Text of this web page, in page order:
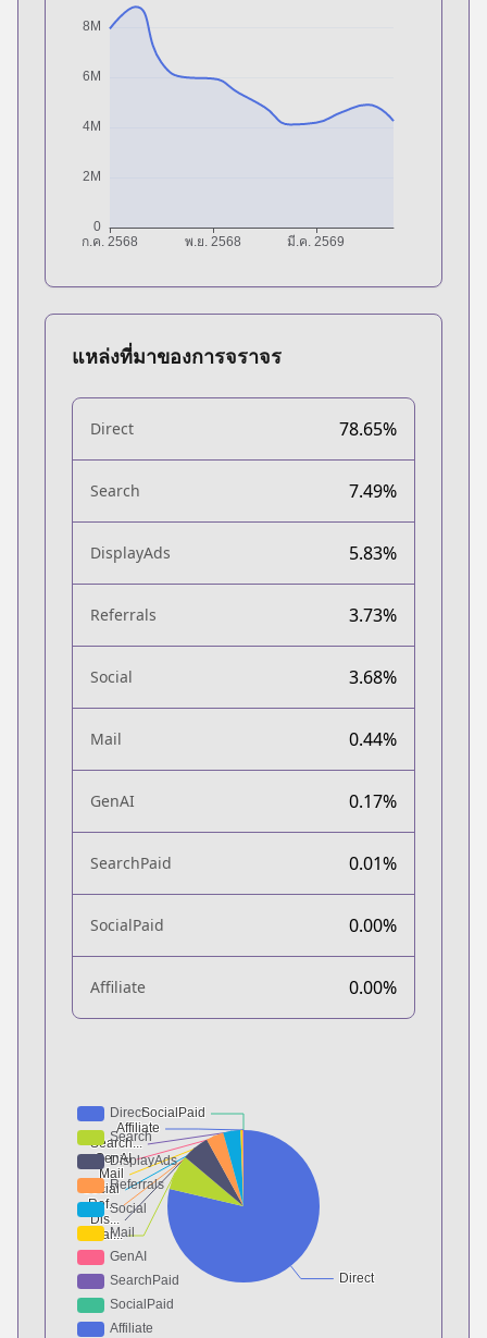
แหล่งที่มาของการจราจร
Direct 78.65%
Search 7.49%
DisplayAds 5.83%
Referrals 3.73%
Social 3.68%
Mail 0.44%
GenAI 0.17%
SearchPaid 0.01%
SocialPaid 0.00%
Affiliate 0.00%